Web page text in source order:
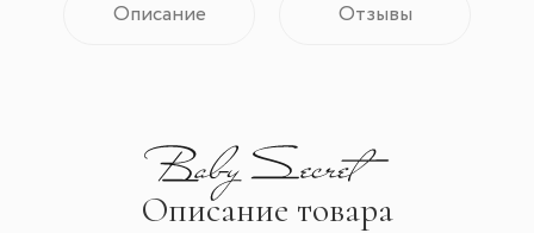
Описание Отзывы
Описание товара